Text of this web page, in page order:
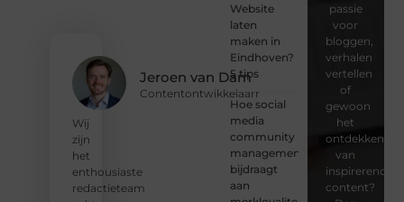
Jeroen van Dam
Contentontwikkelaarr
Wij
zijn
het
enthousiaste
redactieteam
Website
laten
maken in
Eindhoven?
5 tips
Hoe social
media
community
management
bijdraagt
aan
passie
voor
bloggen,
verhalen
vertellen
of
gewoon
het
ontdekken
van
inspirerende
content?